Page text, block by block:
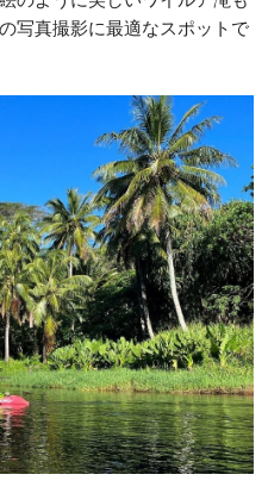
写真撮影に最適なスポットで